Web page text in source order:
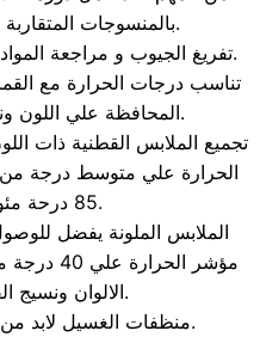
بالمنسوجات المتقاربة والالوان ايضا.
تفريغ الجيوب و مراجعة المواد الصلبة فبل الغسيل.
تناسب درجات الحرارة مع
المحافظة علي اللون ونسيج الملابس.
تجميع الملابس القطنية ذات
85 درحة مئوية.
الملابس الملونة يفضل
مؤشر
الالوان ونسيج القماش.
منظفات الغسيل لابد من اختيارها بعناية.